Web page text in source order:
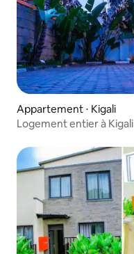
Appartement ⋅ Kigali
Logement entier à Kigali